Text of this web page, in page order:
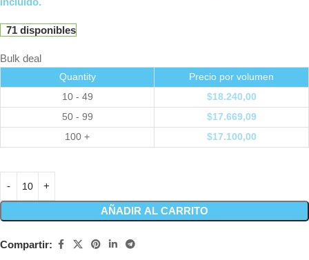
71 disponibles
Bulk deal
Quantity
Precio por volumen
10 - 49
$18.240,00
50 - 99
$17.669,09
100 +
$17.100,00
AÑADIR AL CARRITO
Compartir: